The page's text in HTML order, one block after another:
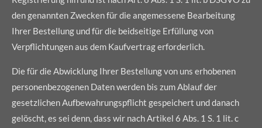
den genannten Zwecken für die angemessene Bearbeitung
Ihrer Bestellung und für die beidseitige Erfüllung von
Verpflichtungen aus dem Kaufvertrag erforderlich.
Die für die Abwicklung Ihrer Bestellung von uns erhobenen
personenbezogenen Daten werden bis zum Ablauf der
gesetzlichen Aufbewahrungspflicht gespeichert und danach
gelöscht, es sei denn, dass wir nach Artikel 6 Abs. 1 S. 1 lit. c